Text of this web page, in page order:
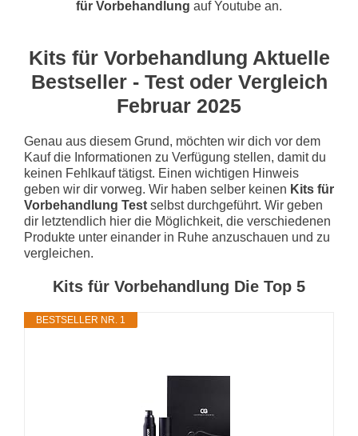
für Vorbehandlung auf Youtube an.
Kits für Vorbehandlung Aktuelle
Bestseller - Test oder Vergleich
Februar 2025
Genau aus diesem Grund, möchten wir dich vor dem
Kauf die Informationen zu Verfügung stellen, damit du
keinen Fehlkauf tätigst. Einen wichtigen Hinweis
geben wir dir vorweg. Wir haben selber keinen Kits für
Vorbehandlung Test selbst durchgeführt. Wir geben
dir letztendlich hier die Möglichkeit, die verschiedenen
Produkte unter einander in Ruhe anzuschauen und zu
vergleichen.
Kits für Vorbehandlung Die Top 5
BESTSELLER NR. 1